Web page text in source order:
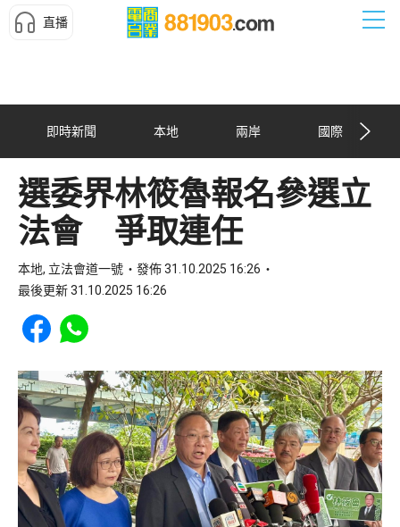
直播
即時新聞 本地 兩岸 國際
選委界林筱魯報名參選立
法會 爭取連任
本地, 立法會道一號
發佈 31.10.2025 16:26
最後更新 31.10.2025 16:26
Share to Facebook
Share to WhatsApp